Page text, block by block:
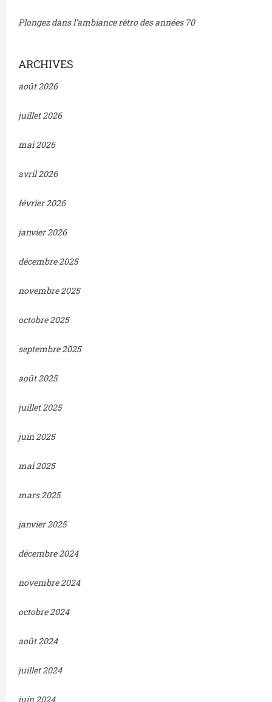
Plongez dans l’ambiance rétro des années 70
ARCHIVES
août 2026
juillet 2026
mai 2026
avril 2026
février 2026
janvier 2026
décembre 2025
novembre 2025
octobre 2025
septembre 2025
août 2025
juillet 2025
juin 2025
mai 2025
mars 2025
janvier 2025
décembre 2024
novembre 2024
octobre 2024
août 2024
juillet 2024
juin 2024